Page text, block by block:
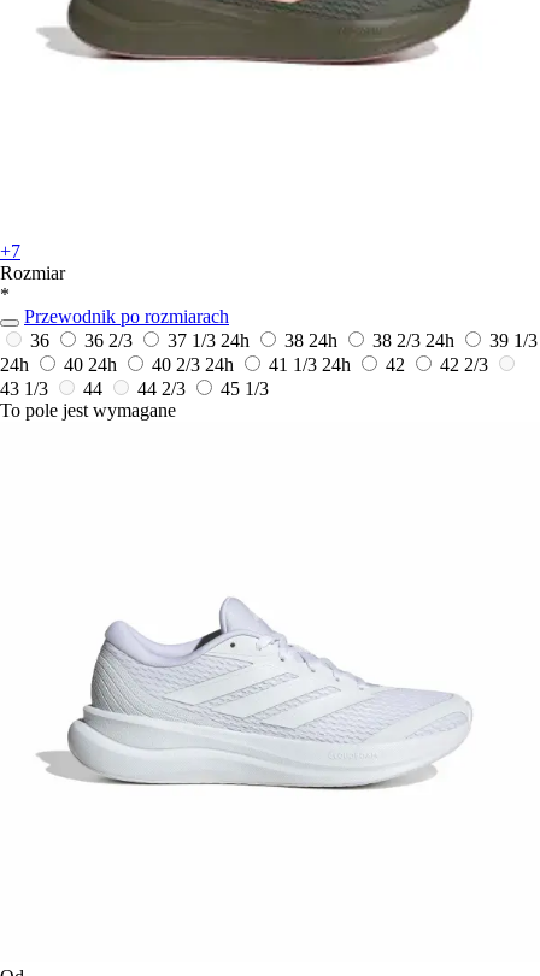
+7
Rozmiar
*
Przewodnik po rozmiarach
36
36 2/3 37 1/3 24h 38 24h 38 2/3 24h
39 1/3
24h
40 24h 40 2/3 24h 41 1/3 24h 42
42 2/3
43 1/3
44 44 2/3
45 1/3
To pole jest wymagane